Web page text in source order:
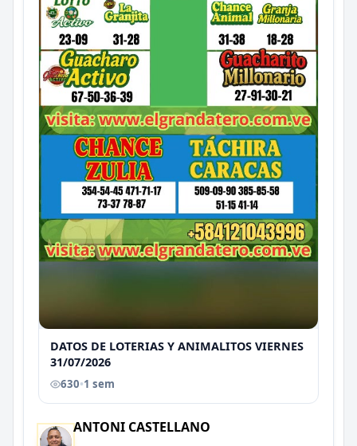
DATOS DE LOTERIAS Y ANIMALITOS VIERNES
31/07/2026
630•1 sem
ANTONI CASTELLANO